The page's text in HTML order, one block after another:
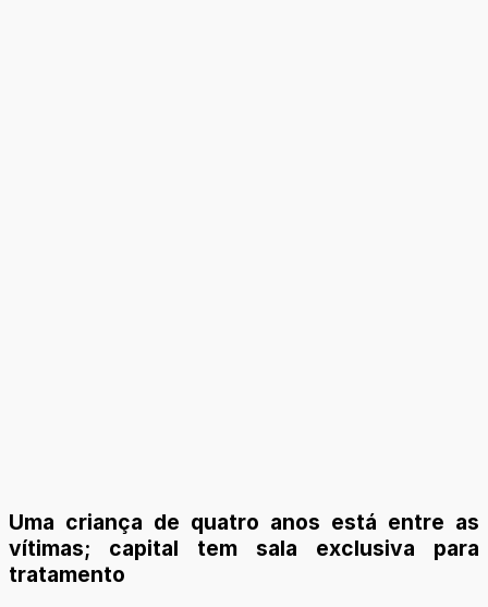
Uma criança de quatro anos está entre as
vítimas; capital tem sala exclusiva para
tratamento